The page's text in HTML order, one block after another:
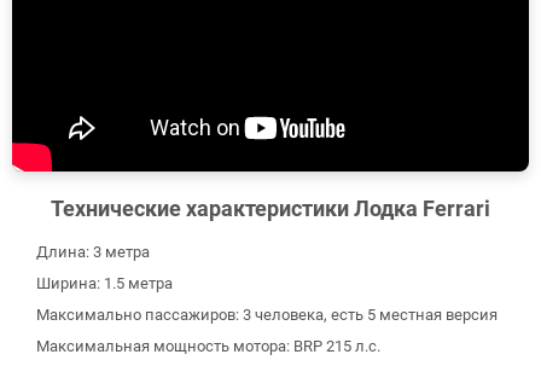
Технические характеристики Лодка Ferrari
Длина: 3 метра
Ширина: 1.5 метра
Максимально пассажиров: 3 человека, есть 5 местная версия
Максимальная мощность мотора: BRP 215 л.с.